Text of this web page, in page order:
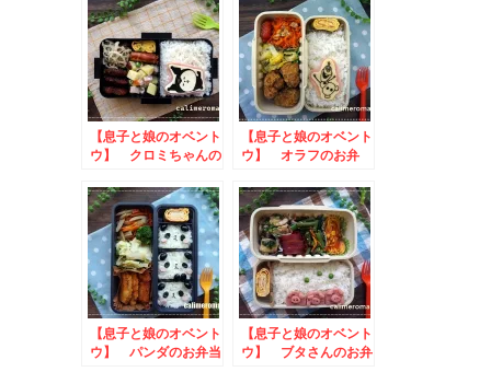
げコンテスト
てみた投稿キャンペー
ン
【息子と娘のオベント
ウ】 クロミちゃんの
菓アレンジ神組合せキ
ャンペーン
【息子と娘のオベント
ウ】 オラフのお弁
だしで楽しむ秋の味覚
【息子と娘のオベント
ウ】 パンダのお弁当
【息子と娘のオベント
ウ】 ブタさんのお弁